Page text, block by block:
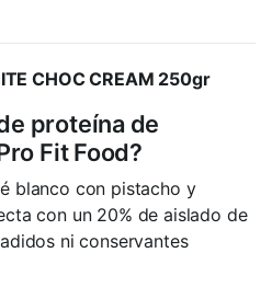
CHOC CREAM 250gr
proteína de
Fit Food?
blanco con pistacho y
con un 20% de aislado de
ni conservantes